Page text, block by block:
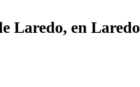
Laredo, en Laredo